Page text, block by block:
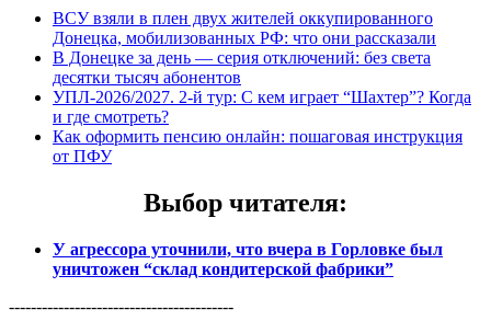
ВСУ взяли в плен двух жителей оккупированного
Донецка, мобилизованных РФ: что они рассказали
В Донецке за день — серия отключений: без света
десятки тысяч абонентов
УПЛ-2026/2027. 2-й тур: С кем играет “Шахтер”? Когда
и где смотреть?
Как оформить пенсию онлайн: пошаговая инструкция
от ПФУ
Выбор читателя:
У агрессора уточнили, что вчера в Горловке был
уничтожен “склад кондитерской фабрики”
-----------------------------------------